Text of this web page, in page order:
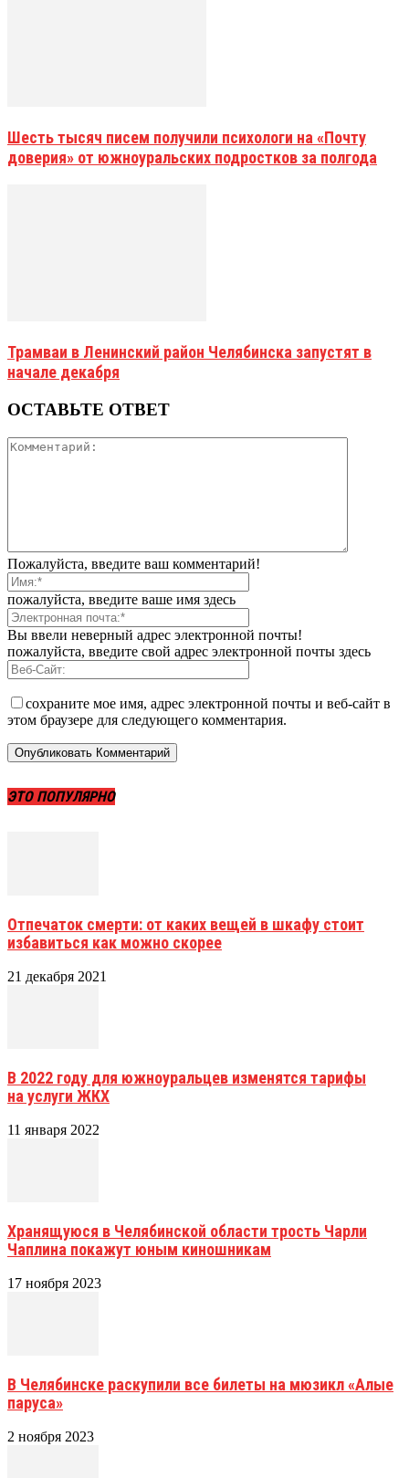
Шесть тысяч писем получили психологи на «Почту
доверия» от южноуральских подростков за полгода
Трамваи в Ленинский район Челябинска запустят в
начале декабря
ОСТАВЬТЕ ОТВЕТ
Пожалуйста, введите ваш комментарий!
пожалуйста, введите ваше имя здесь
Вы ввели неверный адрес электронной почты!
пожалуйста, введите свой адрес электронной почты здесь
сохраните мое имя, адрес электронной почты и веб-сайт в
этом браузере для следующего комментария.
ЭТО ПОПУЛЯРНО
Отпечаток смерти: от каких вещей в шкафу стоит
избавиться как можно скорее
21 декабря 2021
В 2022 году для южноуральцев изменятся тарифы
на услуги ЖКХ
11 января 2022
Хранящуюся в Челябинской области трость Чарли
Чаплина покажут юным киношникам
17 ноября 2023
В Челябинске раскупили все билеты на мюзикл «Алые
паруса»
2 ноября 2023